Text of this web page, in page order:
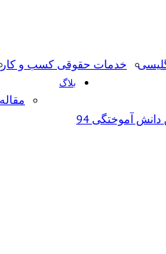
خدمات حقوقی کسب و کار
آموختگی 94
بلاگ